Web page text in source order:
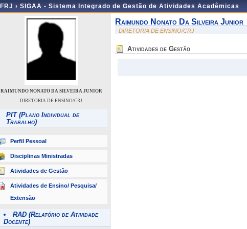
IFRJ › SIGAA - Sistema Integrado de Gestão de Atividades Acadêmicas
RAIMUNDO NONATO DA SILVEIRA JUNIOR
DIRETORIA DE ENSINO/CRJ
PIT (Plano Individual de
Trabalho)
Perfil Pessoal
Disciplinas Ministradas
Atividades de Gestão
Atividades de Ensino/ Pesquisa/
Extensão
RAD (Relatório de Atividade
Docente)
Raimundo Nonato Da Silveira Junior
- DIRETORIA DE ENSINO/CRJ
Atividades de Gestão